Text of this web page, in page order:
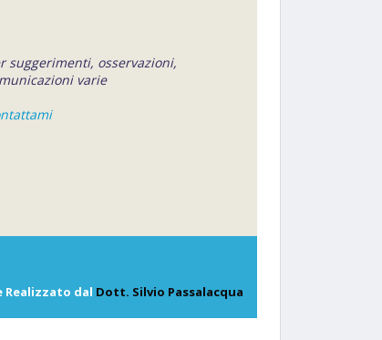
suggerimenti, osservazioni,
varie
Realizzato dal Dott. Silvio Passalacqua